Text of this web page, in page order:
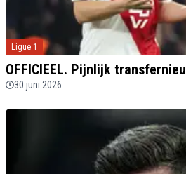
Ligue 1
OFFICIEEL. Pijnlijk
30 juni 2026